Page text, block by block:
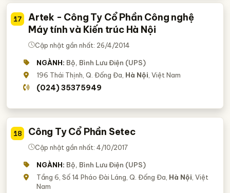
17
Artek - Công Ty Cổ Phần Công nghệ
Máy tính và Kiến trúc Hà Nội
Cập nhật gần nhất: 26/4/2014
NGÀNH: Bộ, Bình Lưu Điện (UPS)
196 Thái Thịnh, Q. Đống Đa, Hà Nội, Việt Nam
(024) 35375949
18 Công Ty Cổ Phần Setec
Cập nhật gần nhất: 4/10/2017
NGÀNH: Bộ, Bình Lưu Điện (UPS)
Tầng 6, Số 14 Pháo Đài Láng, Q. Đống Đa, Hà Nội, Việt
Nam